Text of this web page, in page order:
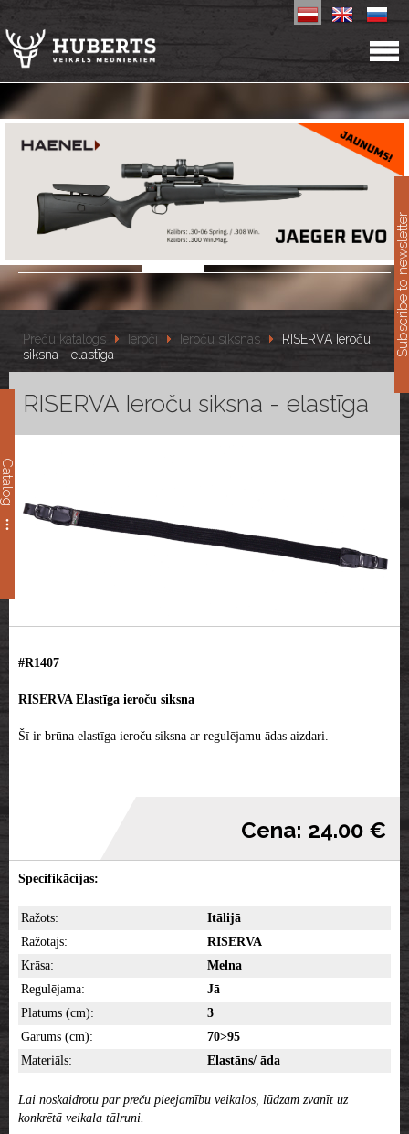
Catalog
Preču katalogs Ieroči Ieroču siksnas
RISERVA Ieroču
siksna - elastīga
RISERVA Ieroču siksna - elastīga
#R1407
RISERVA Elastīga ieroču siksna
Šī ir brūna elastīga ieroču siksna ar regulējamu ādas aizdari.
Cena: 24.00 €
Specifikācijas:
Ražots:
Itālijā
Ražotājs:
RISERVA
Krāsa:
Melna
Regulējama:
Jā
Platums (cm):
3
Garums (cm):
70>95
Materiāls:
Elastāns/ āda
Lai noskaidrotu par preču pieejamību veikalos, lūdzam zvanīt uz
konkrētā veikala tālruni.
Subscribe